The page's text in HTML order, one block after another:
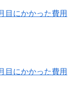
目にかかった費用
目にかかった費用